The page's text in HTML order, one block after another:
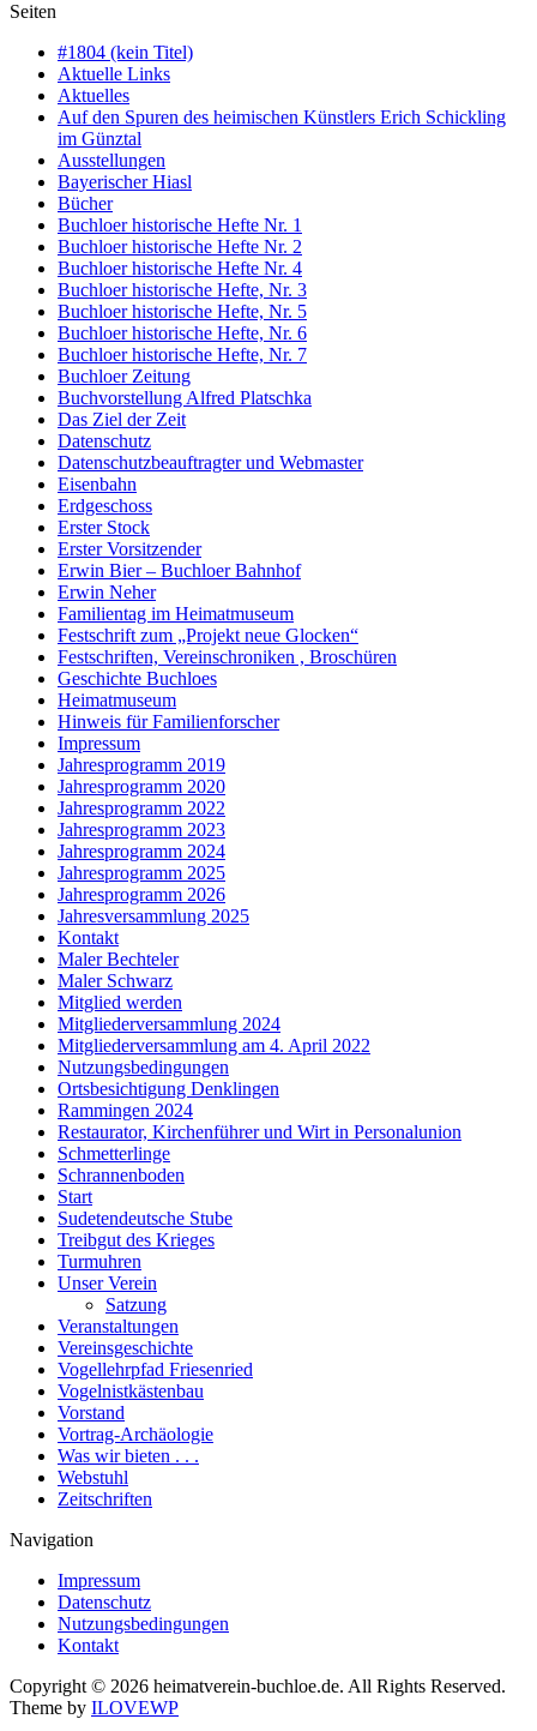
Seiten
#1804 (kein Titel)
Aktuelle Links
Aktuelles
Auf den Spuren des heimischen Künstlers Erich Schickling
im Günztal
Ausstellungen
Bayerischer Hiasl
Bücher
Buchloer historische Hefte Nr. 1
Buchloer historische Hefte Nr. 2
Buchloer historische Hefte Nr. 4
Buchloer historische Hefte, Nr. 3
Buchloer historische Hefte, Nr. 5
Buchloer historische Hefte, Nr. 6
Buchloer historische Hefte, Nr. 7
Buchloer Zeitung
Buchvorstellung Alfred Platschka
Das Ziel der Zeit
Datenschutz
Datenschutzbeauftragter und Webmaster
Eisenbahn
Erdgeschoss
Erster Stock
Erster Vorsitzender
Erwin Bier – Buchloer Bahnhof
Erwin Neher
Familientag im Heimatmuseum
Festschrift zum „Projekt neue Glocken“
Festschriften, Vereinschroniken , Broschüren
Geschichte Buchloes
Heimatmuseum
Hinweis für Familienforscher
Impressum
Jahresprogramm 2019
Jahresprogramm 2020
Jahresprogramm 2022
Jahresprogramm 2023
Jahresprogramm 2024
Jahresprogramm 2025
Jahresprogramm 2026
Jahresversammlung 2025
Kontakt
Maler Bechteler
Maler Schwarz
Mitglied werden
Mitgliederversammlung 2024
Mitgliederversammlung am 4. April 2022
Nutzungsbedingungen
Ortsbesichtigung Denklingen
Rammingen 2024
Restaurator, Kirchenführer und Wirt in Personalunion
Schmetterlinge
Schrannenboden
Start
Sudetendeutsche Stube
Treibgut des Krieges
Turmuhren
Unser Verein
Satzung
Veranstaltungen
Vereinsgeschichte
Vogellehrpfad Friesenried
Vogelnistkästenbau
Vorstand
Vortrag-Archäologie
Was wir bieten . . .
Webstuhl
Zeitschriften
Navigation
Impressum
Datenschutz
Nutzungsbedingungen
Kontakt
Copyright © 2026 heimatverein-buchloe.de. All Rights Reserved.
Theme by ILOVEWP